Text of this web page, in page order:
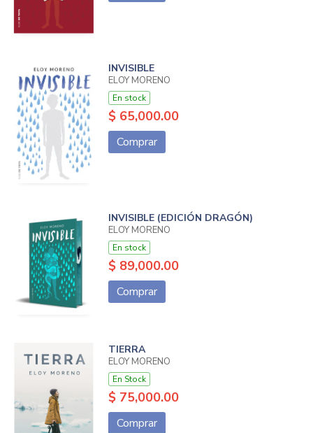
INVISIBLE
ELOY MORENO
En stock
$ 65,000.00
Comprar
INVISIBLE (EDICIÓN DRAGÓN)
ELOY MORENO
En stock
$ 89,000.00
Comprar
TIERRA
ELOY MORENO
En Stock
$ 75,000.00
Comprar